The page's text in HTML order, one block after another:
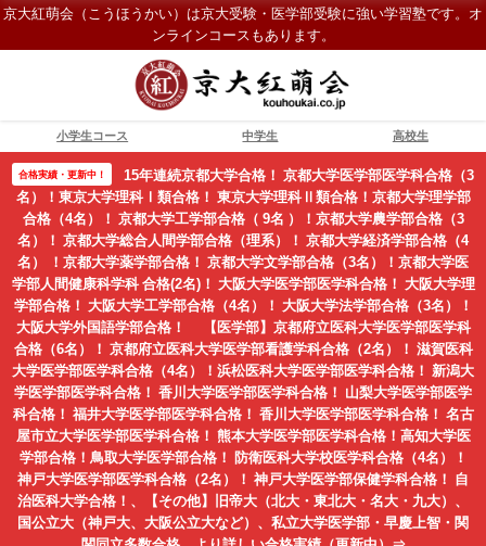
京大紅萌会（こうほうかい）は京大受験・医学部受験に強い学習塾です。オ
ンラインコースもあります。
小学生コース 中学生 高校生
合格実績・更新中！
15年連続京都大学合格！ 京都大学医学部医学科合格（3
名）！東京大学理科Ⅰ類合格！ 東京大学理科Ⅱ類合格！京都大学理学部
合格（4名）！ 京都大学工学部合格（ 9名 ）！京都大学農学部合格（3
名）！ 京都大学総合人間学部合格（理系）！ 京都大学経済学部合格（4
名） ！京都大学薬学部合格！ 京都大学文学部合格（3名）！京都大学医
学部人間健康科学科 合格(2名)！ 大阪大学医学部医学科合格！ 大阪大学理
学部合格！ 大阪大学工学部合格（4名）！ 大阪大学法学部合格（3名）！
大阪大学外国語学部合格！ 【医学部】京都府立医科大学医学部医学科
合格（6名）！ 京都府立医科大学医学部看護学科合格（2名）！ 滋賀医科
大学医学部医学科合格（4名）！浜松医科大学医学部医学科合格！ 新潟大
学医学部医学科合格！ 香川大学医学部医学科合格！ 山梨大学医学部医学
科合格！ 福井大学医学部医学科合格！ 香川大学医学部医学科合格！ 名古
屋市立大学医学部医学科合格！ 熊本大学医学部医学科合格！高知大学医
学部合格！鳥取大学医学部合格！ 防衛医科大学校医学科合格（4名）！
神戸大学医学部医学科合格（2名）！ 神戸大学医学部保健学科合格！ 自
治医科大学合格！、【その他】旧帝大（北大・東北大・名大・九大）、
国公立大（神戸大、大阪公立大など）、私立大学医学部・早慶上智・関